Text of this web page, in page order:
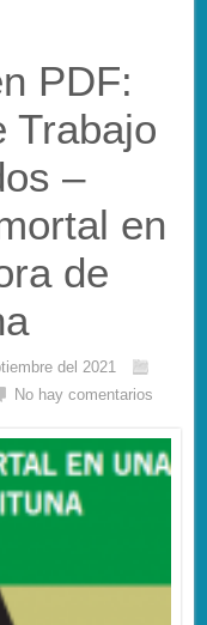
PDF:
Trabajo
–
en
de
del 2021
No hay comentarios